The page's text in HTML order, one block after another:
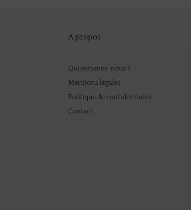
A propos
Qui sommes-nous ?
Mentions légales
Politique de confidentialité
Contact